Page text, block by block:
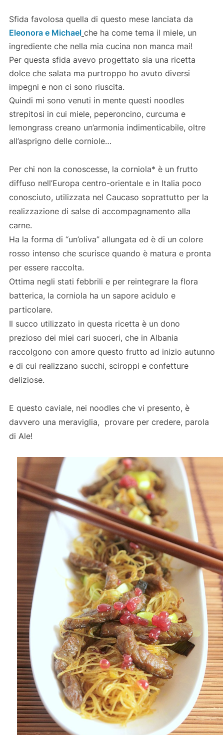
Sfida favolosa quella di questo mese lanciata da
Eleonora e Michael che ha come tema il miele, un
ingrediente che nella mia cucina non manca mai!
Per questa sfida avevo progettato sia una ricetta
dolce che salata ma purtroppo ho avuto diversi
impegni e non ci sono riuscita.
Quindi mi sono venuti in mente questi noodles
strepitosi in cui miele, peperoncino, curcuma e
lemongrass creano un’armonia indimenticabile, oltre
all’asprigno delle corniole…
Per chi non la conoscesse, la corniola* è un frutto
diffuso nell’Europa centro-orientale e in Italia poco
conosciuto, utilizzata nel Caucaso soprattutto per la
realizzazione di salse di accompagnamento alla
carne.
Ha la forma di “un’oliva” allungata ed è di un colore
rosso intenso che scurisce quando è matura e pronta
per essere raccolta.
Ottima negli stati febbrili e per reintegrare la flora
batterica, la corniola ha un sapore acidulo e
particolare.
Il succo utilizzato in questa ricetta è un dono
prezioso dei miei cari suoceri, che in Albania
raccolgono con amore questo frutto ad inizio autunno
e di cui realizzano succhi, sciroppi e confetture
deliziose.
E questo caviale, nei noodles che vi presento, è
davvero una meraviglia, provare per credere, parola
di Ale!